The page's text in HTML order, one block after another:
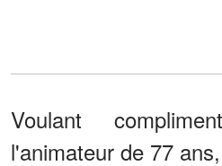
Voulant
l'animateur de 77 ans,